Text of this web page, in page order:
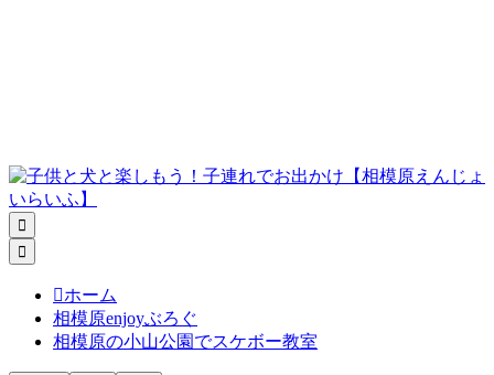


ホーム
相模原enjoyぶろぐ
相模原の小山公園でスケボー教室